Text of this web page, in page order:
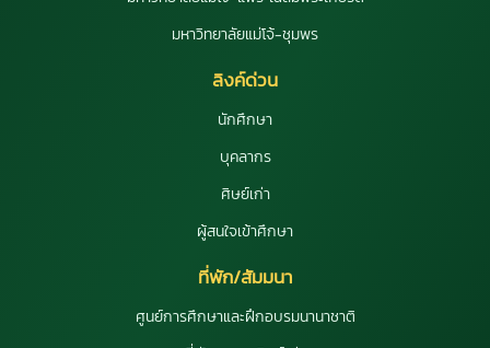
มหาวิทยาลัยแม่โจ้-ชุมพร
ลิงค์ด่วน
นักศึกษา
บุคลากร
ศิษย์เก่า
ผู้สนใจเข้าศึกษา
ที่พัก/สัมมนา
ศูนย์การศึกษาและฝึกอบรมนานาชาติ